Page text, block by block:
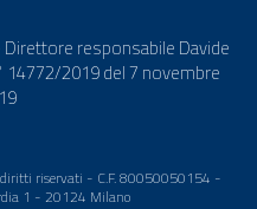
responsabile Davide
14772/2019 del 7 novembre
riservati - C.F. 80050050154 -
1 - 20124 Milano